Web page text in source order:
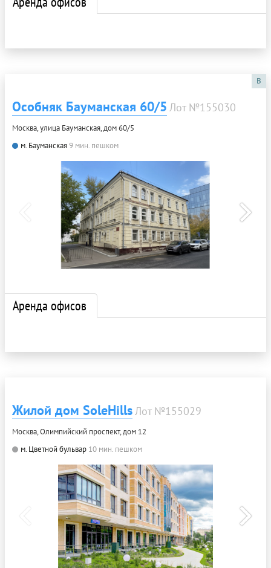
B
Особняк Бауманская 60/5 Лот №155030
Москва, улица Бауманская, дом 60/5
м. Бауманская9 мин. пешком
Аренда офисов
Жилой дом SoleHillsЛот №155029
Москва, Олимпийский проспект, дом 12
м. Цветной бульвар 10 мин. пешком